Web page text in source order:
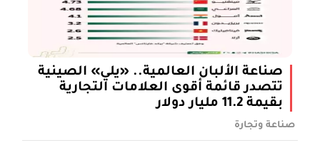
صناعة الألبان العالمية.. «يلي» الصينية
تتصدر قائمة أقوى العلامات التجارية
بقيمة 11.2 مليار دولار
صناعة وتجارة